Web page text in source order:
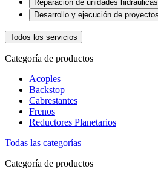
Reparación de unidades hidráulicas
Todos los servicios
Categoría de productos
Acoples
Backstop
Cabrestantes
Frenos
Reductores Planetarios
Todas las categorías
Categoría de productos